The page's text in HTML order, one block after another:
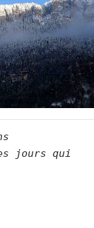
jours qui